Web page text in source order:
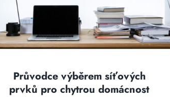
Průvodce výběrem síťových
prvků pro chytrou domácnost